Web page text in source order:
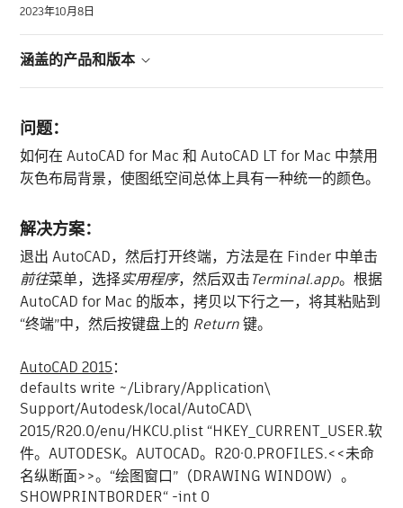
2023年10月8日
涵盖的产品和版本
问题：
如何在 AutoCAD for Mac 和 AutoCAD LT for Mac 中禁用
灰色布局背景，使图纸空间总体上具有一种统一的颜色。
解决方案：
退出 AutoCAD，然后打开终端，方法是在 Finder 中单击
前往菜单，选择实用程序，然后双击Terminal.app。根据
AutoCAD for Mac 的版本，拷贝以下行之一，将其粘贴到
“终端”中，然后按键盘上的 Return键。
AutoCAD 2015：
defaults write ~/Library/Application\
Support/Autodesk/local/AutoCAD\
2015/R20.0/enu/HKCU.plist “HKEY_CURRENT_USER.软
件。AUTODESK。AUTOCAD。R20·0.PROFILES.<<未命
名纵断面>>。“绘图窗口”（DRAWING WINDOW）。
SHOWPRINTBORDER“ -int 0